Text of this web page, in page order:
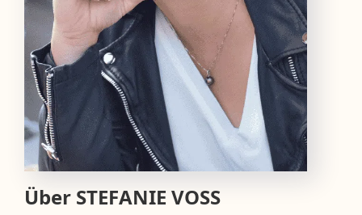
Über STEFANIE VOSS